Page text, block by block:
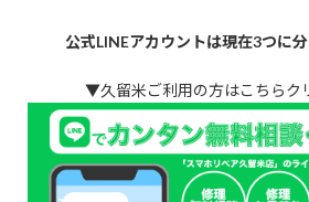
公式LINEアカウントは現在3つに分
▼久留米ご利用の方はこちらク